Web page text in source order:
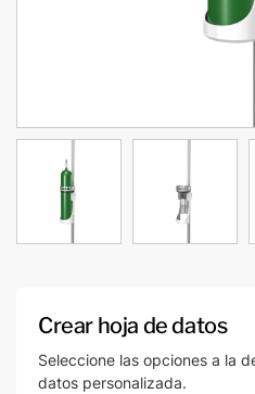
Crear hoja de datos
Seleccione las opciones a la
datos personalizada.